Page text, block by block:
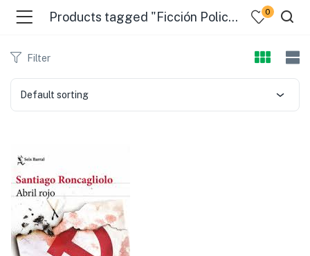
Products tagged "Ficción Policial" 0
Filter
Default sorting